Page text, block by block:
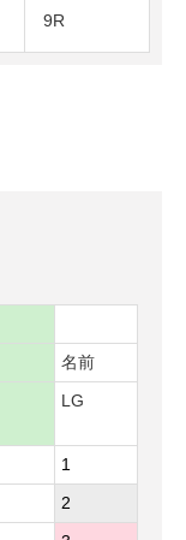
9R
名前
LG
1
2